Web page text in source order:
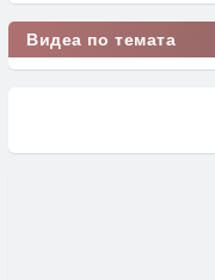
Видеа по темата